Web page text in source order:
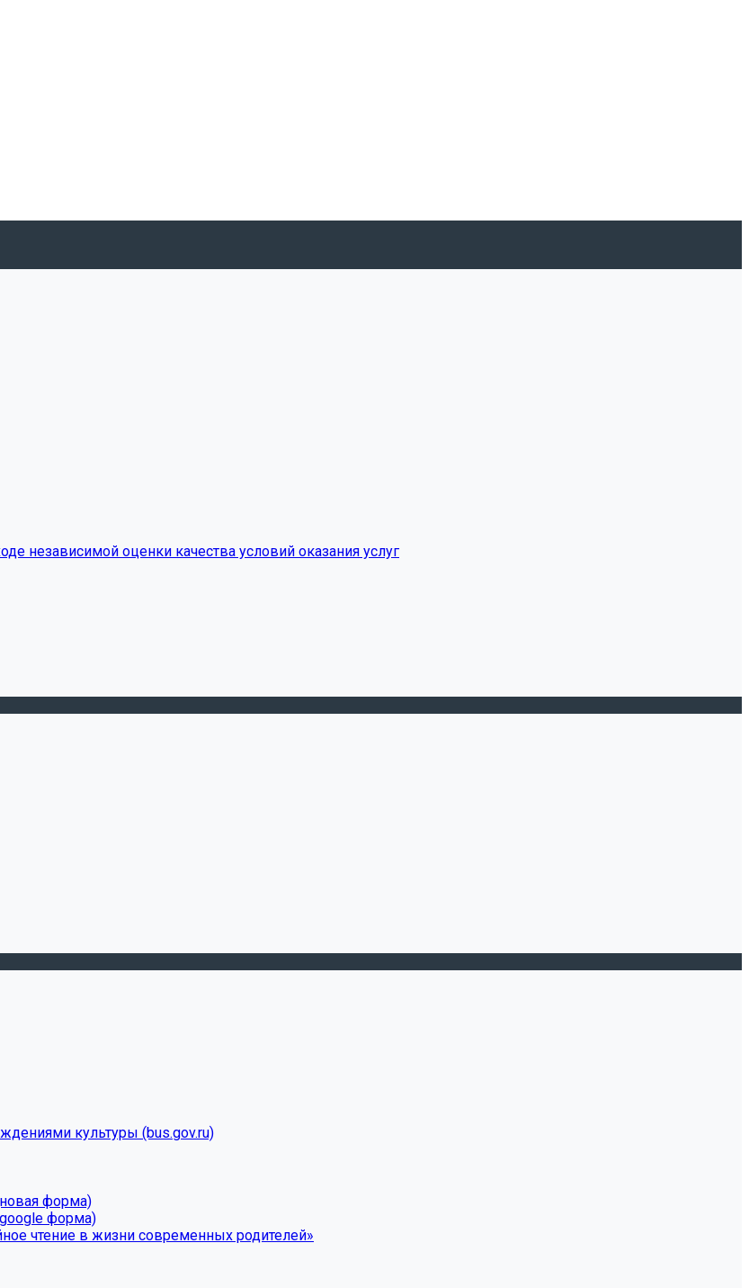
независимой оценки качества условий оказания услуг
культуры (bus.gov.ru)
форма)
форма)
чтение в жизни современных родителей»